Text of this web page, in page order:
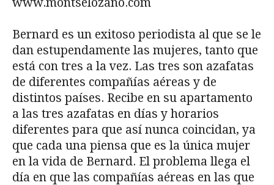
Bernard es un exitoso periodista al que se le
dan estupendamente las mujeres, tanto que
está con tres a la vez. Las tres son azafatas
de diferentes compañías aéreas y de
distintos países. Recibe en su apartamento
a las tres azafatas en días y horarios
diferentes para que así nunca coincidan, ya
que cada una piensa que es la única mujer
en la vida de Bernard. El problema llega el
día en que las compañías aéreas en las que